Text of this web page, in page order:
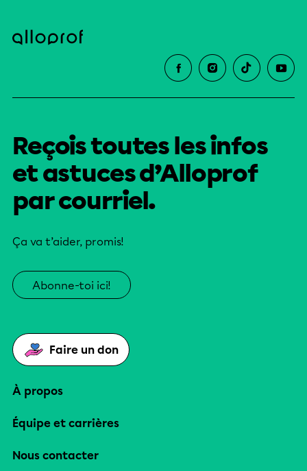
Reçois toutes les infos
et astuces d’Alloprof
par courriel.
Ça va t’aider, promis!
Abonne-toi ici!
Faire un don
À propos
Équipe et carrières
Nous contacter